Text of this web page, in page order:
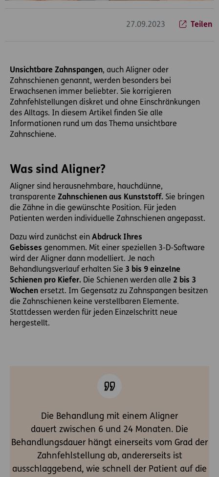
27.09.2023 Teilen
Unsichtbare Zahnspangen, auch Aligner oder
Zahnschienen genannt, werden besonders bei
Erwachsenen immer beliebter. Sie korrigieren
Zahnfehlstellungen diskret und ohne Einschränkungen
des Alltags. In diesem Artikel finden Sie alle
Informationen rund um das Thema unsichtbare
Zahnschiene.
Was sind Aligner?
Aligner sind herausnehmbare, hauchdünne,
transparente Zahnschienen aus Kunststoff. Sie bringen
die Zähne in die gewünschte Position. Für jeden
Patienten werden individuelle Zahnschienen angepasst.
Dazu wird zunächst ein Abdruck Ihres
Gebisses genommen. Mit einer speziellen 3-D-Software
wird der Aligner dann modelliert. Je nach
Behandlungsverlauf erhalten Sie 3 bis 9 einzelne
Schienen pro Kiefer. Die Schienen werden alle 2 bis 3
Wochen ersetzt. Im Gegensatz zu Zahnspangen besitzen
die Zahnschienen keine verstellbaren Elemente.
Stattdessen werden für jeden Einzelschritt neue
hergestellt.
Die Behandlung mit einem Aligner
dauert zwischen 6 und 24 Monaten. Die
Behandlungsdauer hängt einerseits vom Grad der
Zahnfehlstellung ab, andererseits ist
ausschlaggebend, wie schnell der Patient auf die